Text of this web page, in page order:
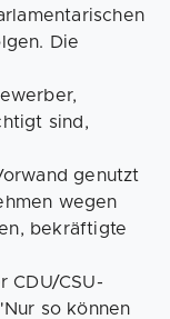
Die
sind,
genutzt
wegen
bekräftigte
CDU/CSU-
so können